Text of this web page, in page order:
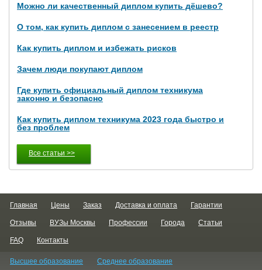
Можно ли качественный диплом купить дёшево?
О том, как купить диплом с занесением в реестр
Как купить диплом и избежать рисков
Зачем люди покупают диплом
Где купить официальный диплом техникума
законно и безопасно
Как купить диплом техникума 2023 года быстро и
без проблем
Все статьи >>
Главная Цены Заказ Доставка и оплата Гарантии
Отзывы ВУЗы Москвы Профессии Города Статьи
FAQ Контакты
Высшее образование Среднее образование